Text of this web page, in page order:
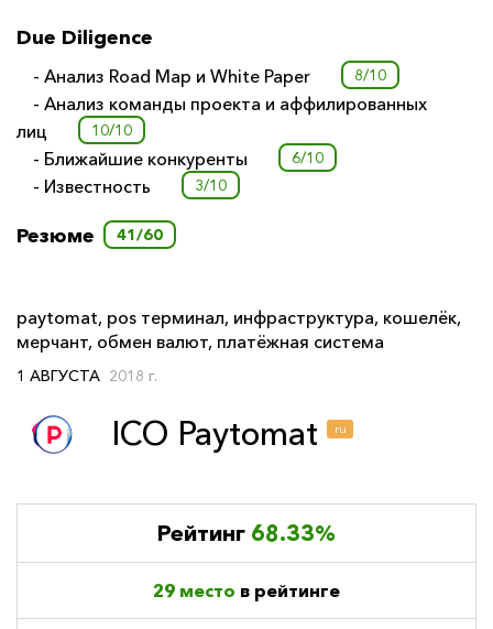
Due Diligence
- Анализ Road Map и White Paper 8/10
- Анализ команды проекта и аффилированных
лиц
10/10
- Ближайшие конкуренты 6/10
- Известность 3/10
Резюме 41/60
paytomat, pos терминал, инфраструктура, кошелёк,
мерчант, обмен валют, платёжная система
1 АВГУСТА 2018 г.
ICO Paytomat ru
Рейтинг 68.33%
29 место в рейтинге